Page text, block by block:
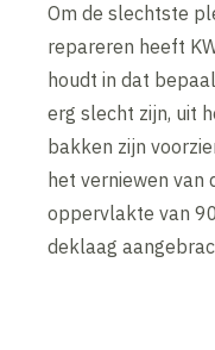
Om de slechtste
repareren heeft
houdt in dat
erg slecht zijn, uit
bakken zijn
het verniewen van
oppervlakte van
deklaag